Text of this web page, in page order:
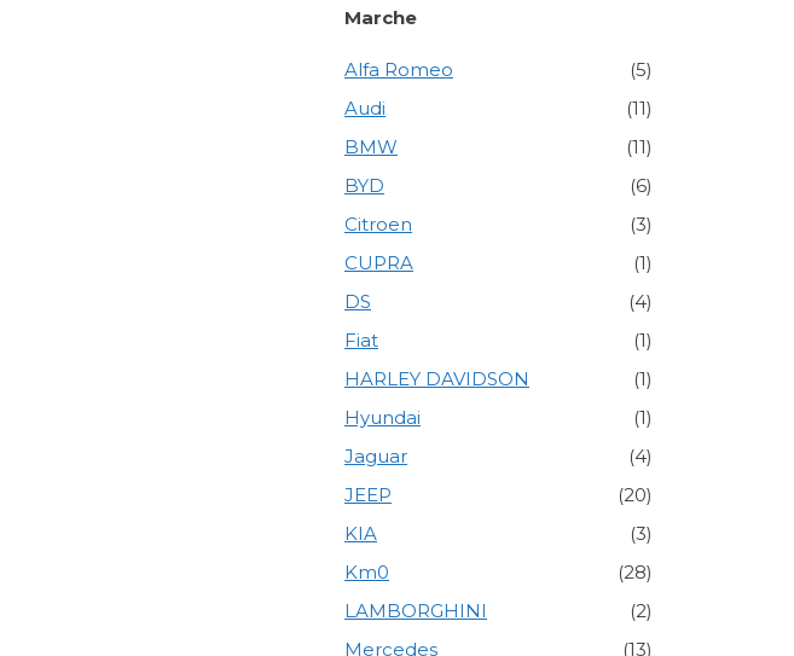
Marche
Alfa Romeo
(5)
Audi
(11)
BMW
(11)
BYD
(6)
Citroen
(3)
CUPRA
(1)
DS
(4)
Fiat
(1)
HARLEY DAVIDSON
(1)
Hyundai
(1)
Jaguar
(4)
JEEP
(20)
KIA
(3)
Km0
(28)
LAMBORGHINI
(2)
Mercedes
(13)